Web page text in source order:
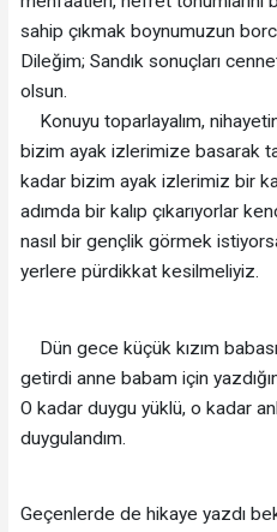
sahip çıkmak boynumuzun
Dileğim; Sandık sonuçları
olsun.
Konuyu toparlayalım,
bizim ayak izlerimize basarak
kadar bizim ayak izlerimiz bir
adımda bir kalıp çıkarıyorlar
nasıl bir gençlik görmek
yerlere pürdikkat kesilmeliyiz.
Dün gece küçük kızım
getirdi anne babam için
O kadar duygu yüklü, o kadar
duygulandım.
Geçenlerde de hikaye yazdı